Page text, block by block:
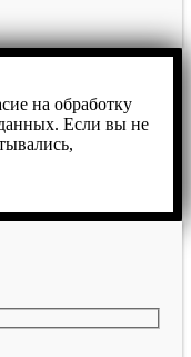
на обработку
Если вы не